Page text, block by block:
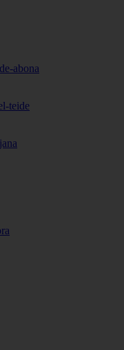
abona
teide